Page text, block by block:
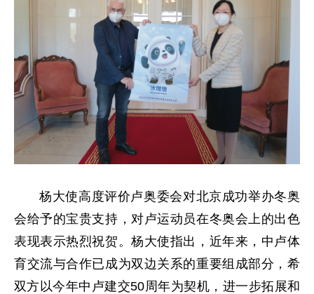
杨大使高度评价卢奥委会对北京成功举办冬奥
会给予的宝贵支持，对卢运动员在冬奥会上的出色
表现表示热烈祝贺。杨大使指出，近年来，中卢体
育交流与合作已成为双边关系的重要组成部分，希
双方以今年中卢建交50周年为契机，进一步拓展和